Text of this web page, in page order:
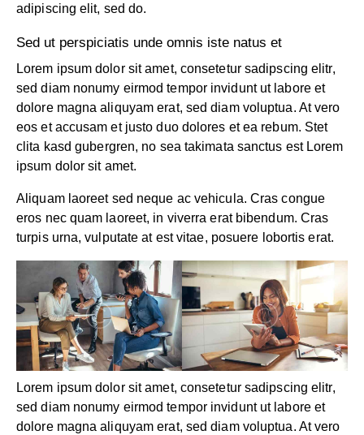
adipiscing elit, sed do.
Sed ut perspiciatis unde omnis iste natus et
Lorem ipsum dolor sit amet, consetetur sadipscing elitr,
sed diam nonumy eirmod tempor invidunt ut labore et
dolore magna aliquyam erat, sed diam voluptua. At vero
eos et accusam et justo duo dolores et ea rebum. Stet
clita kasd gubergren, no sea takimata sanctus est Lorem
ipsum dolor sit amet.
Aliquam laoreet sed neque ac vehicula. Cras congue
eros nec quam laoreet, in viverra erat bibendum. Cras
turpis urna, vulputate at est vitae, posuere lobortis erat.
Lorem ipsum dolor sit amet, consetetur sadipscing elitr,
sed diam nonumy eirmod tempor invidunt ut labore et
dolore magna aliquyam erat, sed diam voluptua. At vero